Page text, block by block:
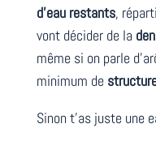
d’eau restants,
vont décider de la
même si on parle
minimum de
Sinon t’as juste une